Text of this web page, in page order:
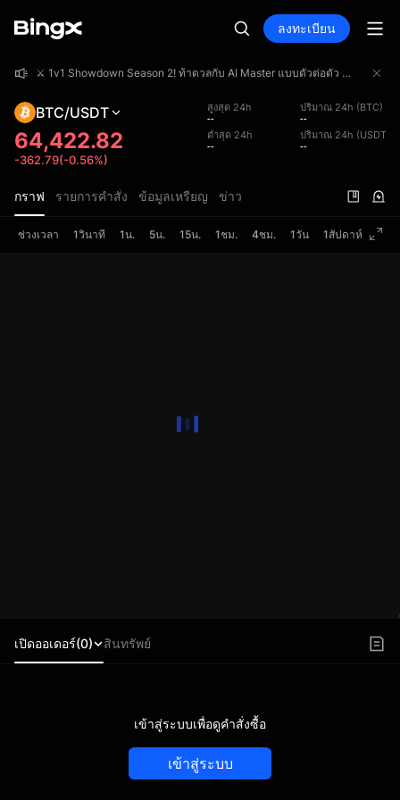
ลงทะเบียน
⚔️ 1v1 Showdown Season 2! ท้าดวลกับ AI Master แบบตัวต่อตัว ร่วมชิงเงินรางวัลรวม 4,000,000 USDT!
BTC/USDT
64,422.82
-362.79(-0.56%)
สูงสุด 24h
--
ปริมาณ 24h (BTC)
--
ต่ำสุด 24h
--
ปริมาณ 24h (USDT)
--
กราฟ รายการคำสั่ง ข้อมูลเหรียญ ข่าว
ช่วงเวลา 1วินาที 1น. 5น. 15น. 1ชม. 4ชม. 1วัน 1สัปดาห์
เปิดออเดอร์(0) สินทรัพย์
เข้าสู่ระบบเพื่อดูคำสั่งซื้อ
เข้าสู่ระบบ